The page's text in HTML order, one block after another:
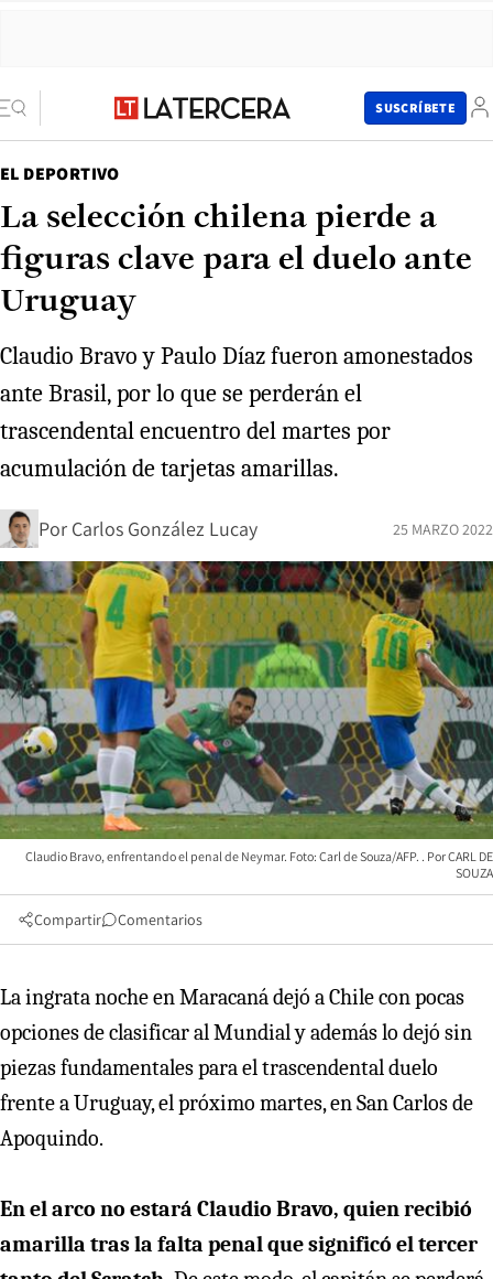
SUSCRÍBETE
EL DEPORTIVO
La selección chilena pierde a
figuras clave para el duelo ante
Uruguay
Claudio Bravo y Paulo Díaz fueron amonestados
ante Brasil, por lo que se perderán el
trascendental encuentro del martes por
acumulación de tarjetas amarillas.
Por Carlos González Lucay 25 MARZO 2022
Claudio Bravo, enfrentando el penal de Neymar. Foto: Carl de Souza/AFP.
CARL DE
SOUZA
Compartir Comentarios
La ingrata noche en Maracaná dejó a Chile con pocas
opciones de clasificar al Mundial y además lo dejó sin
piezas fundamentales para el trascendental duelo
frente a Uruguay, el próximo martes, en San Carlos de
Apoquindo.
En el arco no estará Claudio Bravo, quien recibió
amarilla tras la falta penal que significó el tercer